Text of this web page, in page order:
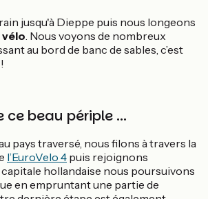
jusqu'à Dieppe puis nous longeons
vélo. Nous voyons de nombreux
au bord de banc de sables, c’est
ce beau périple ...
pays traversé, nous filons à travers la
l’EuroVelo 4 puis rejoignons
capitale hollandaise nous poursuivons
en empruntant une partie de